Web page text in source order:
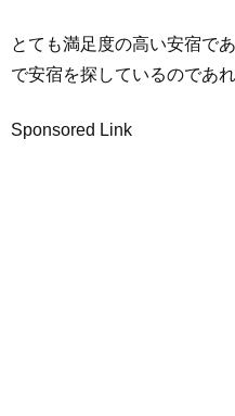
とても満足度の高い安宿で
で安宿を探しているのであ
Sponsored Link